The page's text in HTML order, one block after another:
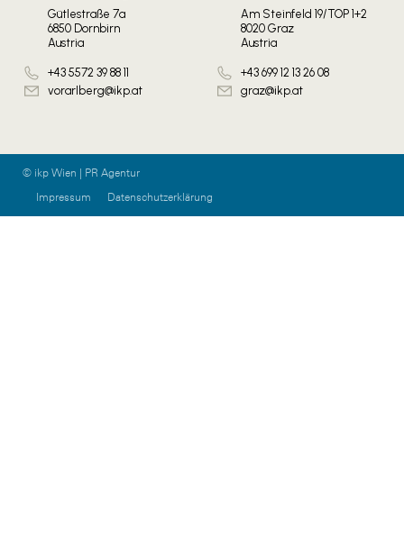
Gütlestraße 7a
6850 Dornbirn
Austria
+43 5572 39 88 11
vorarlberg@ikp.at
Am Steinfeld 19/TOP 1+2
8020 Graz
Austria
+43 699 12 13 26 08
graz@ikp.at
© ikp Wien | PR Agentur
Impressum
Datenschutzerklärung